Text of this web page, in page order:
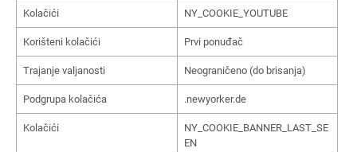
Kolačići NY_COOKIE_YOUTUBE
Korišteni kolačići Prvi ponuđač
Trajanje valjanosti Neograničeno (do brisanja)
Podgrupa kolačića .newyorker.de
Kolačići
NY_COOKIE_BANNER_LAST_SE
EN